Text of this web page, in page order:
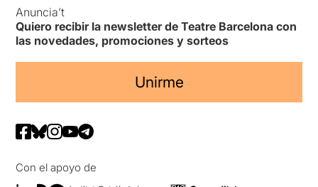
Anuncia’t
Quiero recibir la newsletter de Teatre Barcelona con
las novedades, promociones y sorteos
Unirme
Con el apoyo de